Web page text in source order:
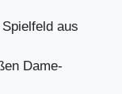
aus
Dame-